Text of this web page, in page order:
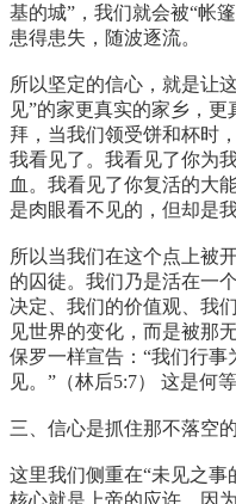
基的城”，我们就会被“帐
患得患失，随波逐流。
所以坚定的信心，就是让
见”的家更真实的家乡，
拜，当我们领受饼和杯时
我看见了。我看见了你为
血。我看见了你复活的大
是肉眼看不见的，但却是
所以当我们在这个点上被
的囚徒。我们乃是活在一
决定、我们的价值观、我
见世界的变化，而是被那
保罗一样宣告：“我们行
见。”（林后5:7） 这是何
三、信心是抓住那不落空
这里我们侧重在“未见之事
核心就是上帝的应许，因